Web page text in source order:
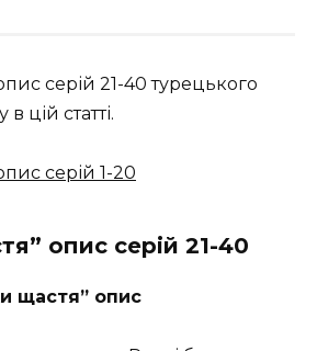
серій 21-40 турецького
цій статті.
серій 1-20
опис серій 21-40
щастя” опис